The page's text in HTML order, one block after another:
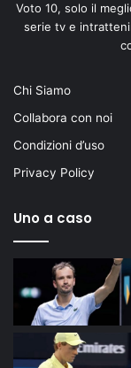
Voto 10, solo il
serie tv e
Chi Siamo
Collabora con noi
Condizioni d’uso
Privacy Policy
Uno a caso